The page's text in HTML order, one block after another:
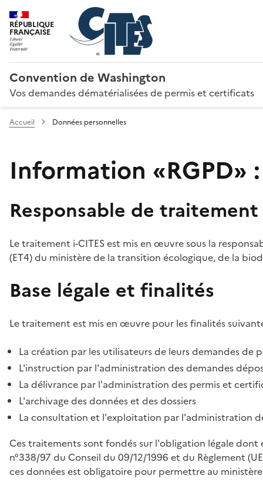
RÉPUBLIQUE
FRANÇAISE
Convention de Washington
Vos demandes dématérialisées de permis et certificats
Accueil Données personnelles
Information «RGPD»
Responsable de traitement
Le traitement i-CITES est mis en œuvre sous la
(ET4) du ministère de la transition écologique, de la
Base légale et finalités
Le traitement est mis en œuvre pour les finalités
La création par les utilisateurs de leurs demandes
L'instruction par l'administration des demandes
La délivrance par l'administration des permis et
L'archivage des données et des dossiers
La consultation et l'exploitation par l'administration
Ces traitements sont fondés sur l'obligation légale
n°338/97 du Conseil du 09/12/1996 et du Règlement
ces données est obligatoire pour permettre au